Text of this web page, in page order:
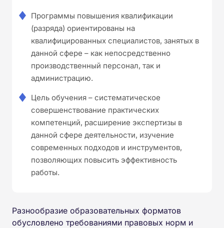
Программы повышения квалификации
(разряда) ориентированы на
квалифицированных специалистов, занятых в
данной сфере – как непосредственно
производственный персонал, так и
администрацию.
Цель обучения – систематическое
совершенствование практических
компетенций, расширение экспертизы в
данной сфере деятельности, изучение
современных подходов и инструментов,
позволяющих повысить эффективность
работы.
Разнообразие образовательных форматов
обусловлено требованиями правовых норм и